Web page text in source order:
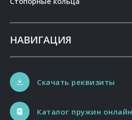
НАВИГАЦИЯ
Каталог пружин онлайн
Скачать реквизиты